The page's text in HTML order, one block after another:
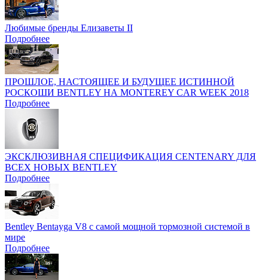
Любимые бренды Елизаветы II
Подробнее
ПРОШЛОЕ, НАСТОЯЩЕЕ И БУДУЩЕЕ ИСТИННОЙ
РОСКОШИ BENTLEY НА MONTEREY CAR WEEK 2018
Подробнее
ЭКСКЛЮЗИВНАЯ СПЕЦИФИКАЦИЯ CENTENARY ДЛЯ
ВСЕХ НОВЫХ BENTLEY
Подробнее
Bentley Bentayga V8 с самой мощной тормозной системой в
мире
Подробнее